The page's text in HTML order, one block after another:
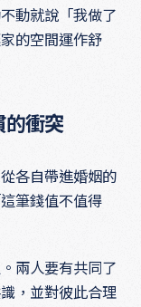
動就說「我做了
的空間運作舒
的衝突
各自帶進婚姻的
筆錢值不值得
兩人要有共同了
，並對彼此合理